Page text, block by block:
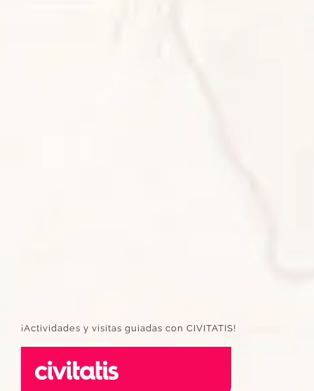
¡Actividades y visitas guiadas con CIVITATIS!